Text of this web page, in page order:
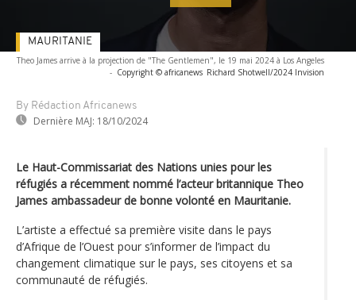
Theo James arrive à la projection de "The Gentlemen", le 19 mai 2024 à Los Angeles
- Copyright © africanews Richard Shotwell/2024 Invision
By Rédaction Africanews
Dernière MAJ: 18/10/2024
MAURITANIE
Le Haut-Commissariat des Nations unies pour les
réfugiés a récemment nommé l’acteur britannique Theo
James ambassadeur de bonne volonté en Mauritanie.
L’artiste a effectué sa première visite dans le pays
d’Afrique de l’Ouest pour s’informer de l’impact du
changement climatique sur le pays, ses citoyens et sa
communauté de réfugiés.